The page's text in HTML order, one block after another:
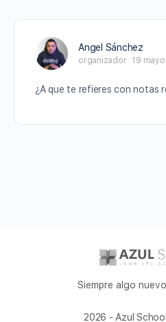
Angel Sánchez
organizador 19
¿A que te refieres con notas
Siempre algo
2026 - Azul